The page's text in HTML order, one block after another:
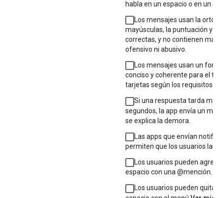
habla en un espacio o en un
Los mensajes usan la
mayúsculas, la puntuación y
correctas, y no contienen
ofensivo ni abusivo.
Los mensajes usan un
conciso y coherente para el
tarjetas según los requisitos
Si una respuesta tarda más
segundos, la app envía un
se explica la demora.
Las apps que envían
permiten que los usuarios las
Los usuarios pueden
espacio con una @mención.
Los usuarios pueden quitar